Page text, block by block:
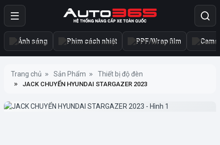
Ánh sáng Phim cách nhiệt PPF/Wrap film
Trang chủ Sản Phẩm Thiết bị độ đèn
JACK CHUYỂN HYUNDAI STARGAZER 2023